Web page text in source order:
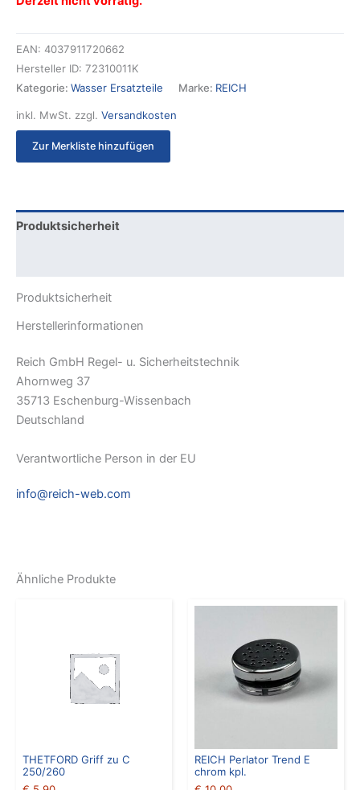
EAN: 4037911720662
Hersteller ID: 72310011K
Kategorie: Wasser Ersatzteile Marke: REICH
inkl. MwSt. zzgl. Versandkosten
Zur Merkliste hinzufügen
Produktsicherheit
Produktsicherheit
Herstellerinformationen
Reich GmbH Regel- u. Sicherheitstechnik
Ahornweg 37
35713 Eschenburg-Wissenbach
Deutschland
Verantwortliche Person in der EU
info@reich-web.com
Ähnliche Produkte
THETFORD Griff zu C
250/260
REICH Perlator Trend E
chrom kpl.